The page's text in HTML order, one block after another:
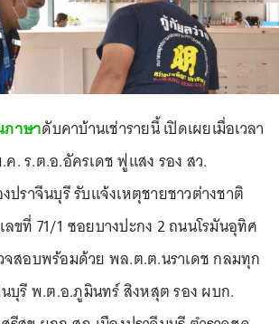
าษาดับคาบ้านเช่ารายนี้ เปิดเผยเมื่อเวลา
. ร.ต.อ.อัครเดช ฟูแสง รอง สว.
ปราจีนบุรี รับแจ้งเหตุชายชาวต่างชาติ
ขที่ 71/1 ซอยบางปะกง 2 ถนนโรมันอุทิศ
จสอบพร้อมด้วย พล.ต.ต.นราเดช กลมทุก
บุรี พ.ต.อ.ภูมินทร์ สิงหสุต รอง ผบก.